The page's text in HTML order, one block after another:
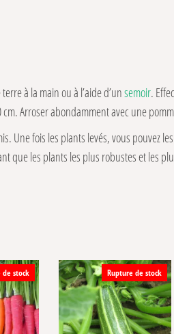
à la main ou à l’aide d’unsemoir.
Arroser abondamment avec une
Une fois les plants levés, vous pouvez
que les plants les plus robustes et les
de stock Rupture de stock